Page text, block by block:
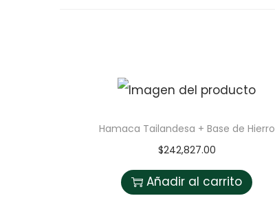
Hamaca Tailandesa + Base de Hierro
$242,827.00
Añadir al carrito